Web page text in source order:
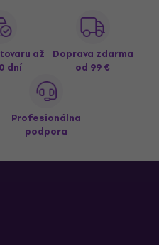
až
dní
Doprava zdarma
od 99 €
Profesionálna
podpora